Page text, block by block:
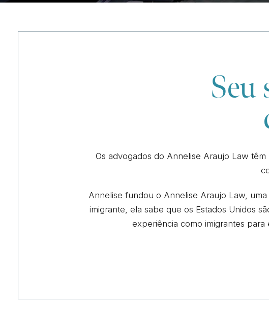
Seu
Os advogados do Annelise Araujo Law
Annelise fundou o Annelise Araujo Law,
imigrante, ela sabe que os Estados Unidos
experiência como imigrantes